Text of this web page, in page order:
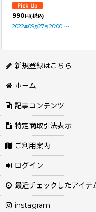
990円(税込)
2022年09月27日 20:00 ～
新規登録はこちら
ホーム
記事コンテンツ
特定商取引法表示
ご利用案内
ログイン
最近チェックしたアイテ
instagram